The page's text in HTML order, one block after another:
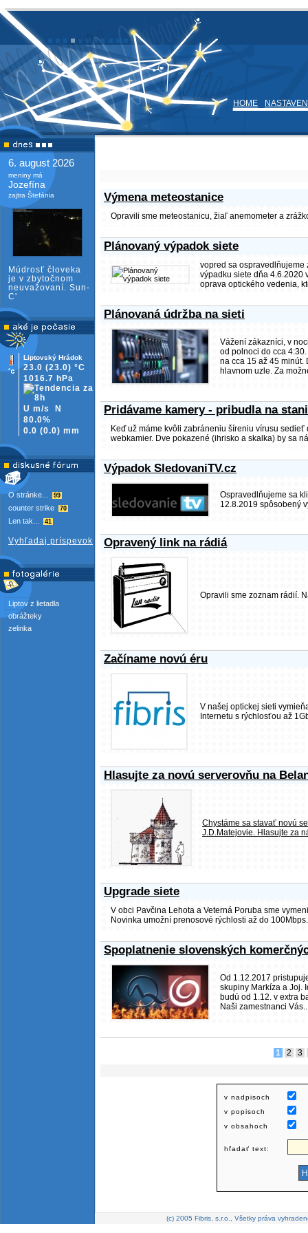
HOME
6. august 2026
meniny má
Jozefína
zajtra Štefánia
Múdrosť človeka
je v zbytočnom
neuvažovaní. Sun-
C'
Liptovský Hrádok
23.0 (23.0) °C
1016.7 hPa
U m/s
N
80.0%
0.0 (0.0) mm
O stránke... 99
counter strike 70
Len tak... 41
Vyhľadaj príspevok
Liptov z lietadla
obrážteky
zelinka
Výmena meteostanice
Opravili sme meteostanicu, žiaľ anemometer a
Plánovaný výpadok siete
vopred sa ospravedlňujeme
výpadku siete dňa 4.6.2020
oprava optického vedenia,
Plánovaná údržba na sieti
Vážení zákazníci, v
od polnoci do cca
na cca 15 až 45 minút.
hlavnom uzle. Za
Pridávame kamery - pribudla na
Keď už máme kvôli zabráneniu šíreniu vírusu
webkamier. Dve pokazené (ihrisko a skalka) by sa
Výpadok SledovaniTV.cz
Ospravedlňujeme sa
12.8.2019 spôsobený
Opravený link na rádiá
Opravili sme zoznam rádií.
Začíname novú éru
V našej optickej sieti
Internetu s rýchlosťou až
Hlasujte za novú serverovňu na
Chystáme sa stavať novú
J.D.Matejovie. Hlasujte za
Upgrade siete
V obci Pavčina Lehota a Veterná Poruba sme
Novinka umožní prenosové rýchlosti až do 100Mbps.
Spoplatnenie slovenských
Od 1.12.2017
skupiny Markíza a Joj.
budú od 1.12. v extra
Naši zamestnanci
1 2 3
v nadpisoch
v popisoch
v obsahoch
hľadať text:
(c) 2005 Fibris, s.r.o., Všetky práva